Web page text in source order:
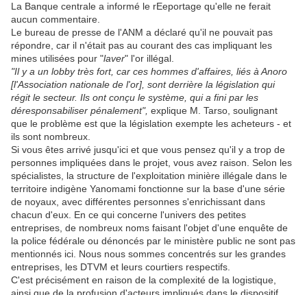
La Banque centrale a informé le rEeportage qu'elle ne ferait
aucun commentaire.
Le bureau de presse de l'ANM a déclaré qu'il ne pouvait pas
répondre, car il n'était pas au courant des cas impliquant les
mines utilisées pour "laver" l'or illégal.
"Il y a un lobby très fort, car ces hommes d'affaires, liés à Anoro
[l'Association nationale de l'or], sont derrière la législation qui
régit le secteur. Ils ont conçu le système, qui a fini par les
déresponsabiliser pénalement", explique M. Tarso, soulignant
que le problème est que la législation exempte les acheteurs - et
ils sont nombreux.
Si vous êtes arrivé jusqu'ici et que vous pensez qu'il y a trop de
personnes impliquées dans le projet, vous avez raison. Selon les
spécialistes, la structure de l'exploitation minière illégale dans le
territoire indigène Yanomami fonctionne sur la base d'une série
de noyaux, avec différentes personnes s'enrichissant dans
chacun d'eux. En ce qui concerne l'univers des petites
entreprises, de nombreux noms faisant l'objet d'une enquête de
la police fédérale ou dénoncés par le ministère public ne sont pas
mentionnés ici. Nous nous sommes concentrés sur les grandes
entreprises, les DTVM et leurs courtiers respectifs.
C'est précisément en raison de la complexité de la logistique,